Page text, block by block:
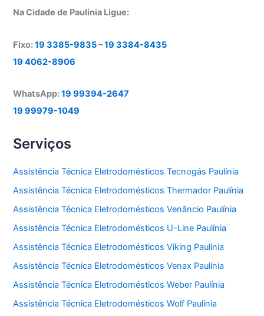
Na Cidade de Paulínia Ligue:
Fixo:19 3385-9835–19 3384-8435
19 4062-8906
WhatsApp:19 99394-2647
19 99979-1049
Serviços
Assistência Técnica Eletrodomésticos Tecnogás Paulínia
Assistência Técnica Eletrodomésticos Thermador Paulínia
Assistência Técnica Eletrodomésticos Venâncio Paulínia
Assistência Técnica Eletrodomésticos U-Line Paulínia
Assistência Técnica Eletrodomésticos Viking Paulínia
Assistência Técnica Eletrodomésticos Venax Paulínia
Assistência Técnica Eletrodomésticos Weber Paulínia
Assistência Técnica Eletrodomésticos Wolf Paulínia